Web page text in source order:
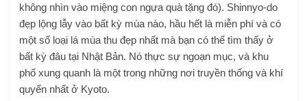
không nhìn vào miệng con ngựa quà tặng đó). Shinnyo-do
đẹp lộng lẫy vào bất kỳ mùa nào, hầu hết là miễn phí và có
một số loại lá mùa thu đẹp nhất mà bạn có thể tìm thấy ở
bất kỳ đâu tại Nhật Bản. Nó thực sự ngoạn mục, và khu
phố xung quanh là một trong những nơi truyền thống và khí
quyển nhất ở Kyoto.